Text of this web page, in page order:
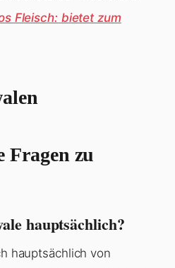
Fleisch: bietet zum
Fragen zu
hauptsächlich?
hauptsächlich von